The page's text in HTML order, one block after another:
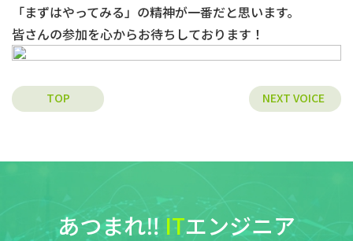
「まずはやってみる」の精神が一番だと思います。
皆さんの参加を心からお待ちしております！
TOP NEXT VOICE
あつまれ‼︎ ITエンジニア